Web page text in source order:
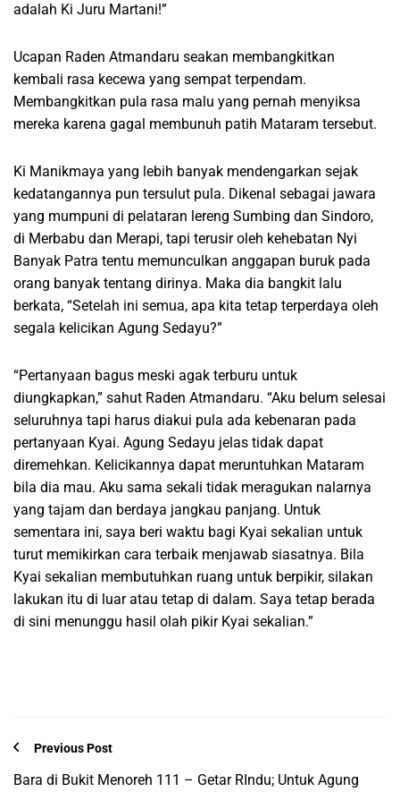
adalah Ki Juru Martani!”
Ucapan Raden Atmandaru seakan membangkitkan
kembali rasa kecewa yang sempat terpendam.
Membangkitkan pula rasa malu yang pernah menyiksa
mereka karena gagal membunuh patih Mataram tersebut.
Ki Manikmaya yang lebih banyak mendengarkan sejak
kedatangannya pun tersulut pula. Dikenal sebagai jawara
yang mumpuni di pelataran lereng Sumbing dan Sindoro,
di Merbabu dan Merapi, tapi terusir oleh kehebatan Nyi
Banyak Patra tentu memunculkan anggapan buruk pada
orang banyak tentang dirinya. Maka dia bangkit lalu
berkata, “Setelah ini semua, apa kita tetap terperdaya oleh
segala kelicikan Agung Sedayu?”
“Pertanyaan bagus meski agak terburu untuk
diungkapkan,” sahut Raden Atmandaru. “Aku belum selesai
seluruhnya tapi harus diakui pula ada kebenaran pada
pertanyaan Kyai. Agung Sedayu jelas tidak dapat
diremehkan. Kelicikannya dapat meruntuhkan Mataram
bila dia mau. Aku sama sekali tidak meragukan nalarnya
yang tajam dan berdaya jangkau panjang. Untuk
sementara ini, saya beri waktu bagi Kyai sekalian untuk
turut memikirkan cara terbaik menjawab siasatnya. Bila
Kyai sekalian membutuhkan ruang untuk berpikir, silakan
lakukan itu di luar atau tetap di dalam. Saya tetap berada
di sini menunggu hasil olah pikir Kyai sekalian.”
Previous Post
Bara di Bukit Menoreh 111 – Getar RIndu; Untuk Agung